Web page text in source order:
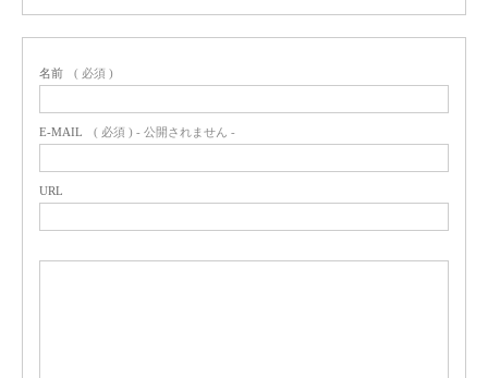
名前 ( 必須 )
E-MAIL ( 必須 ) - 公開されません -
URL